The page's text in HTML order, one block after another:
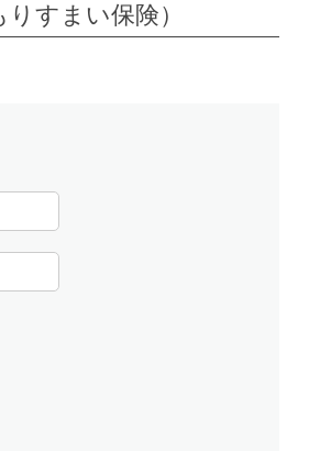
すまい保険）